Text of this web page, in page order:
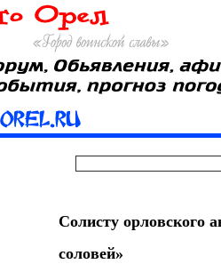
Солисту орловского
соловей»